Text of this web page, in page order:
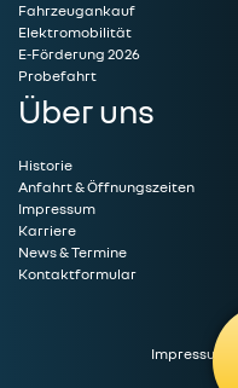
Fahrzeugankauf
Elektromobilität
E-Förderung 2026
Probefahrt
Über uns
Historie
Anfahrt & Öffnungszeiten
Impressum
Karriere
News & Termine
Kontaktformular
Impressum